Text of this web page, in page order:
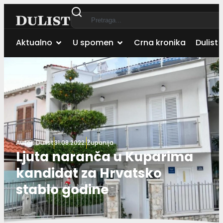
Aktualno U spomen Crna kronika Dulist
Autor:Dulist31.08.2022.Županija
Ljuta naranča u Kuparima
kandidat za Hrvatsko
stablo godine